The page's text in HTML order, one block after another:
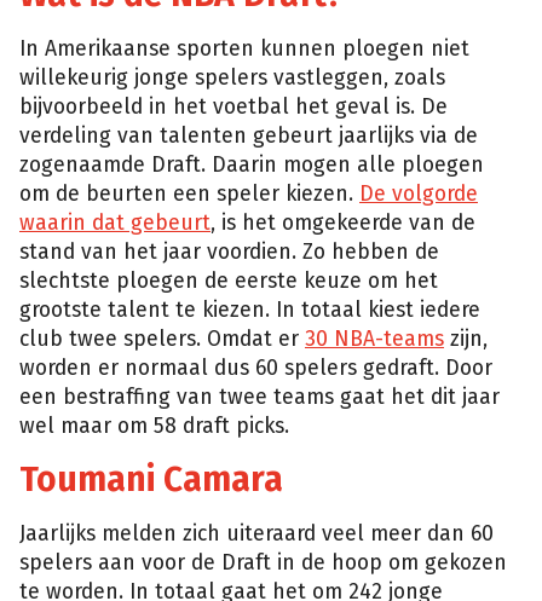
In Amerikaanse sporten kunnen ploegen niet
willekeurig jonge spelers vastleggen, zoals
bijvoorbeeld in het voetbal het geval is. De
verdeling van talenten gebeurt jaarlijks via de
zogenaamde Draft. Daarin mogen alle ploegen
om de beurten een speler kiezen. De volgorde
waarin dat gebeurt, is het omgekeerde van de
stand van het jaar voordien. Zo hebben de
slechtste ploegen de eerste keuze om het
grootste talent te kiezen. In totaal kiest iedere
club twee spelers. Omdat er 30 NBA-teams zijn,
worden er normaal dus 60 spelers gedraft. Door
een bestraffing van twee teams gaat het dit jaar
wel maar om 58 draft picks.
Toumani Camara
Jaarlijks melden zich uiteraard veel meer dan 60
spelers aan voor de Draft in de hoop om gekozen
te worden. In totaal gaat het om 242 jonge